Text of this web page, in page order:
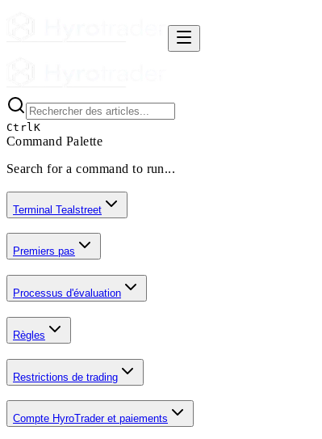
CtrlK
Command Palette
Search for a command to run...
Terminal Tealstreet
Premiers pas
Processus d'évaluation
Règles
Restrictions de trading
Compte HyroTrader et paiements